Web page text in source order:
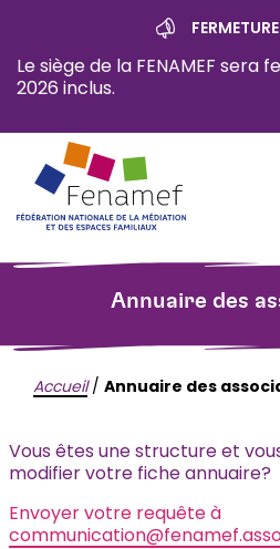
Le siège de la FENAMEF sera
2026 inclus.
Annuaire des
Accueil/ Annuaire des
Vous êtes une structure et
modifier votre fiche annuaire?
Envoyer votre requête à